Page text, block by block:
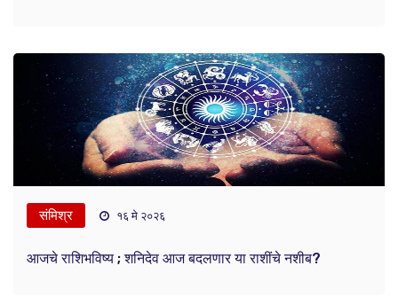
संमिश्र १६ मे २०२६
आजचे राशिभविष्य ; शनिदेव आज बदलणार या राशींचे नशीब?